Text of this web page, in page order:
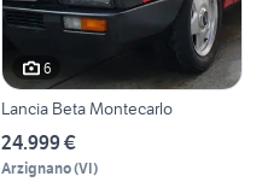
6
Lancia Beta Montecarlo
24.999 €
Arzignano(VI)